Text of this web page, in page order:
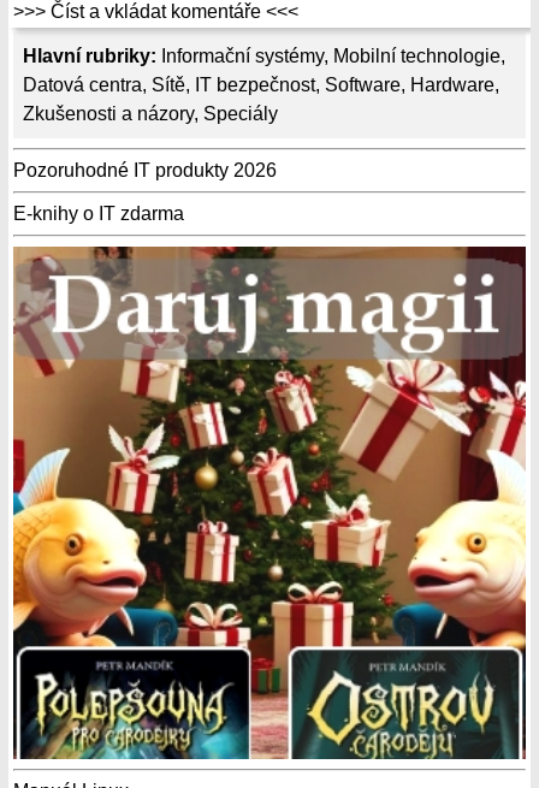
Hlavní rubriky: Informační systémy, Mobilní technologie,
Datová centra, Sítě, IT bezpečnost, Software, Hardware,
Zkušenosti a názory, Speciály
Pozoruhodné IT produkty 2026
E-knihy o IT zdarma
>>> Číst a vkládat komentáře <<<